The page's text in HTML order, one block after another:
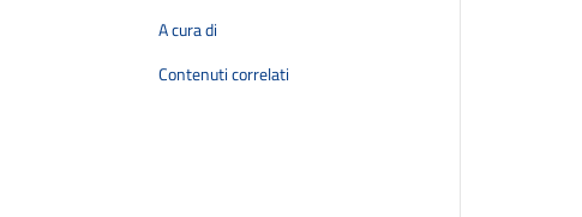
A cura di
Contenuti correlati